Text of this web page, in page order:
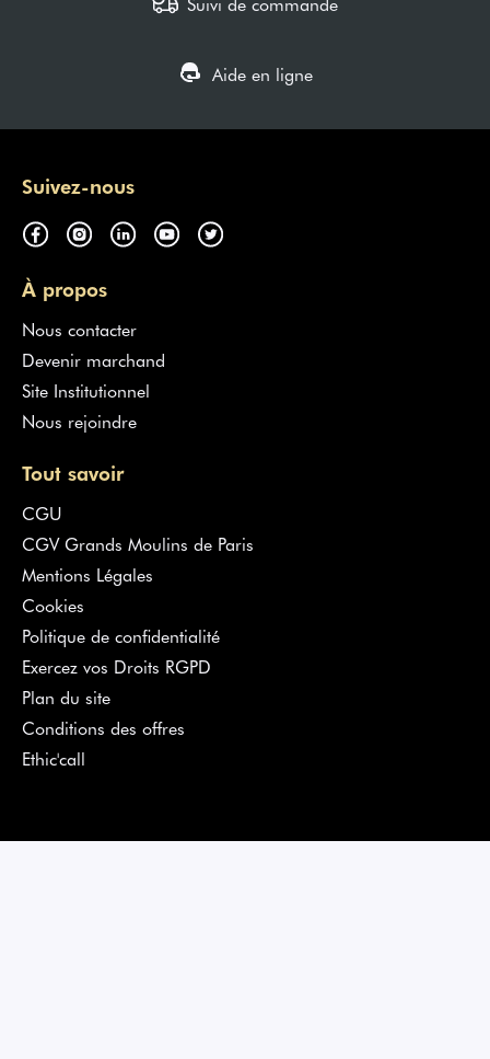
Aide en ligne
Suivez-nous
À propos
Nous contacter
Devenir marchand
Site Institutionnel
Nous rejoindre
Tout savoir
CGU
CGV Grands Moulins de Paris
Mentions Légales
Cookies
Politique de confidentialité
Exercez vos Droits RGPD
Plan du site
Conditions des offres
Ethic'call